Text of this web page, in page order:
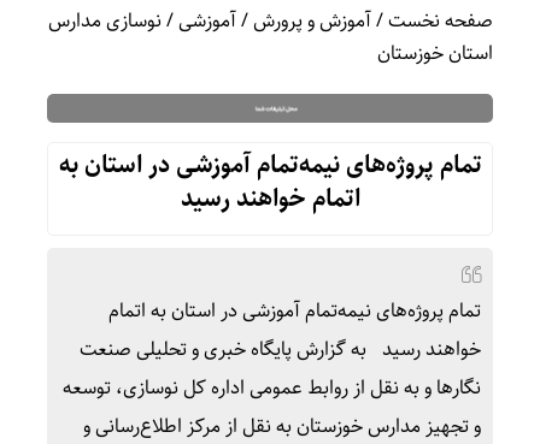
صفحه نخست/آموزش و پرورش/آموزشی/نوسازی مدارس
استان خوزستان
تمام پروژه‌های نیمه‌تمام آموزشی در استان به
اتمام خواهند رسید
تمام پروژه‌های نیمه‌تمام آموزشی در استان به اتمام
خواهند رسید به گزارش پایگاه خبری و تحلیلی صنعت
نگارها و به نقل از روابط عمومی اداره کل نوسازی، توسعه
و تجهیز مدارس خوزستان به نقل از مرکز اطلاع‌رسانی و